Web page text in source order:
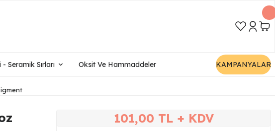
- Seramik Sırları Oksit Ve Hammaddeler KAMPANYALAR
101,00 TL + KDV